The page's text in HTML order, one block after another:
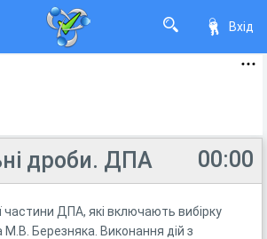
Вхід
00:00
дроби. ДПА
частини ДПА, які включають вибірку
М.В. Березняка. Виконання дій з